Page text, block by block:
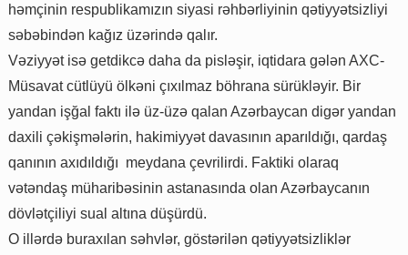
həmçinin respublikamızın siyasi rəhbərliyinin qətiyyətsizliyi
səbəbindən kağız üzərində qalır.
Vəziyyət isə getdikcə daha da pisləşir, iqtidara gələn AXC-
Müsavat cütlüyü ölkəni çıxılmaz böhrana sürükləyir. Bir
yandan işğal faktı ilə üz-üzə qalan Azərbaycan digər yandan
daxili çəkişmələrin, hakimiyyət davasının aparıldığı, qardaş
qanının axıdıldığı meydana çevrilirdi. Faktiki olaraq
vətəndaş müharibəsinin astanasında olan Azərbaycanın
dövlətçiliyi sual altına düşürdü.
O illərdə buraxılan səhvlər, göstərilən qətiyyətsizliklər